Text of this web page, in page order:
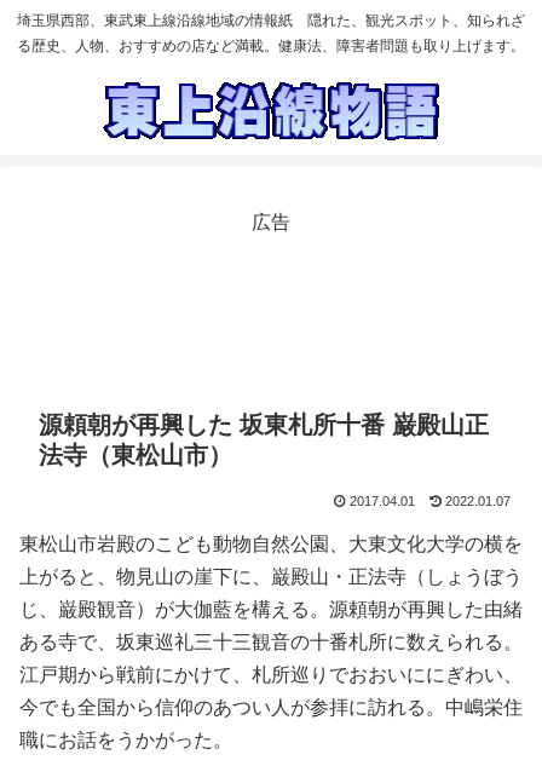
埼玉県西部、東武東上線沿線地域の情報紙 隠れた、観光スポット、知られざ
る歴史、人物、おすすめの店など満載。健康法、障害者問題も取り上げます。
広告
源頼朝が再興した 坂東札所十番 巌殿山正
法寺（東松山市）
2017.04.01 2022.01.07
東松山市岩殿のこども動物自然公園、大東文化大学の横を
上がると、物見山の崖下に、巌殿山・正法寺（しょうぼう
じ、巌殿観音）が大伽藍を構える。源頼朝が再興した由緒
ある寺で、坂東巡礼三十三観音の十番札所に数えられる。
江戸期から戦前にかけて、札所巡りでおおいににぎわい、
今でも全国から信仰のあつい人が参拝に訪れる。中嶋栄住
職にお話をうかがった。